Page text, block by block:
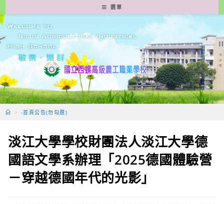
轉
至
要
容
選單
> -首頁公告(勿勾選)
淡江大學學校財團法人淡江大學德
國語文學系辦理「2025德國體驗營
－穿越德國年代的光影」